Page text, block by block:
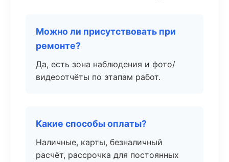
Можно ли присутствовать при
ремонте?
Да, есть зона наблюдения и фото/
видеоотчёты по этапам работ.
Какие способы оплаты?
Наличные, карты, безналичный
расчёт, рассрочка для постоянных